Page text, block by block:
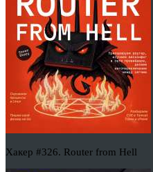
Хакер #326. Router from Hell